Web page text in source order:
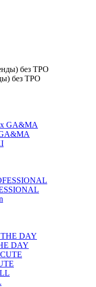
без TPO
DAY